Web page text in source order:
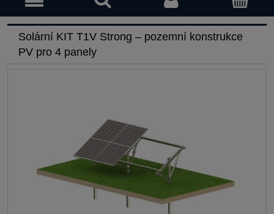
Solární KIT T1V Strong – pozemní konstrukce
PV pro 4 panely